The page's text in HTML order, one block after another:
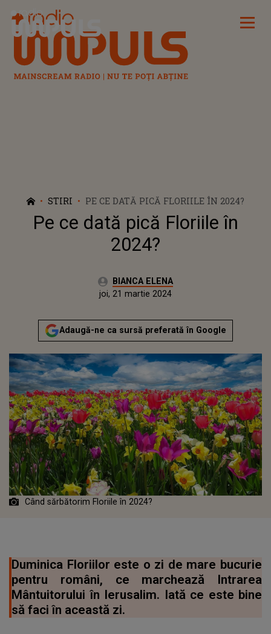
Radio Impuls
STIRI PE CE DATĂ PICĂ FLORIILE ÎN 2024?
Pe ce dată pică Floriile în
2024?
Autor:BIANCA ELENA
Publicat:
joi, 21 martie 2024
Adaugă-ne ca sursă preferată în Google
Când sărbătorim Floriile în 2024?
Duminica Floriilor este o zi de mare bucurie
pentru români, ce marchează Intrarea
Mântuitorului în Ierusalim. Iată ce este bine
să faci în această zi.